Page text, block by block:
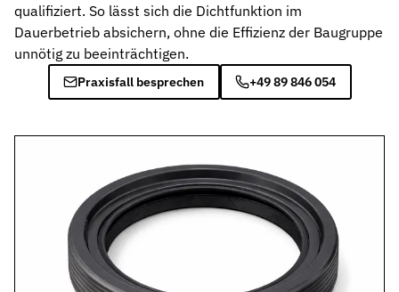
qualifiziert. So lässt sich die Dichtfunktion im
Dauerbetrieb absichern, ohne die Effizienz der Baugruppe
unnötig zu beeinträchtigen.
Praxisfall besprechen +49 89 846 054